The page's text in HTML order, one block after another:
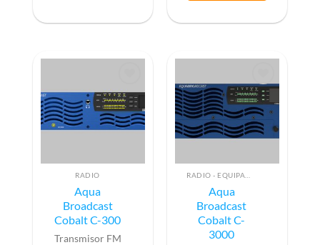
RADIO
Aqua
Broadcast
Cobalt C-300
Transmisor FM
Aqua
Broadcast
Cobalt C-
3000